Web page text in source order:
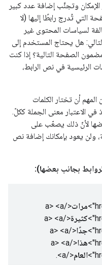
وتجنَّب إضافة عدد كبير
التي تُدرج رابطًا إليها (لا
لسياسات المحتوى غير
هل يحتاج المستخدم إلى
الصفحة التالية؟ إذا كنت
الرئيسية في نص الرابط،
أن تختار الكلمات
في الاعتبار معنى الجملة ككلّ.
لأنّ ذلك يصعّب على
ولن يعود بإمكانك إضافة نص
بجانب بعضها):
مرات</a>
<a
كثيرة</a>
<a
جدًا</a>
<a
هذا</a>
<a
العام</a>
.